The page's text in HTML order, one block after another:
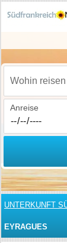
Wohin reisen
Anreise
UNTERKUNFT
EYRAGUES